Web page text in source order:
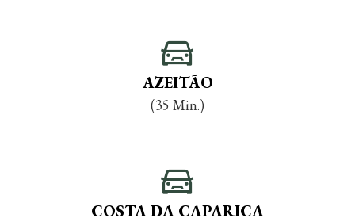
AZEITÃO
(35 Min.)
COSTA DA CAPARICA